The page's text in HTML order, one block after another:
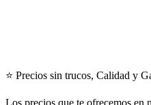
⭐ Precios sin trucos, Calidad y
Los precios que te ofrecemos en